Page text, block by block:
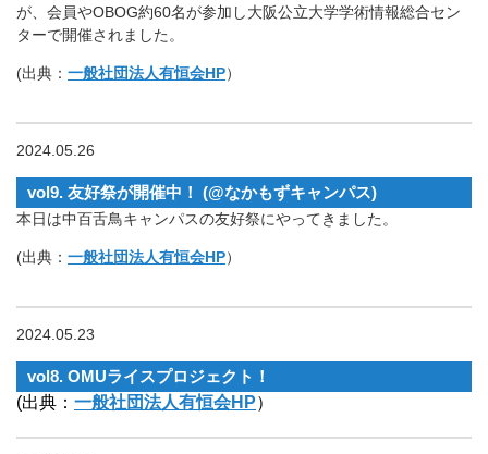
が、会員やOBOG約60名が参加し大阪公立大学学術情報総合セン
ターで開催されました。
(出典： 一般社団法人有恒会HP）
2024.05.26
vol9. 友好祭が開催中！ (@なかもずキャンパス)
本日は中百舌鳥キャンパスの友好祭にやってきました。
(出典： 一般社団法人有恒会HP）
2024.05.23
vol8. OMUライスプロジェクト！
(出典： 一般社団法人有恒会HP）